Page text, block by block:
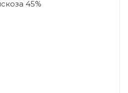
45%